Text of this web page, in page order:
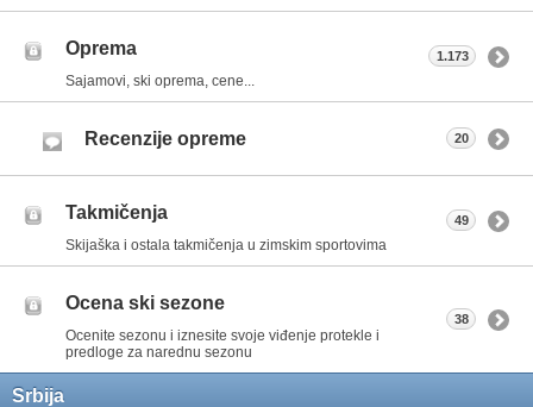
Oprema
Sajamovi, ski oprema, cene...
1.173
Recenzije opreme 20
Takmičenja
Skijaška i ostala takmičenja u zimskim sportovima
49
Ocena ski sezone
Ocenite sezonu i iznesite svoje viđenje protekle i
predloge za narednu sezonu
38
Srbija